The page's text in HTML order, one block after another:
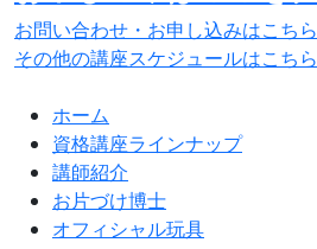
お問い合わせ・お申し込みはこちら
その他の講座スケジュールはこちら
ホーム
資格講座ラインナップ
講師紹介
お片づけ博士
オフィシャル玩具